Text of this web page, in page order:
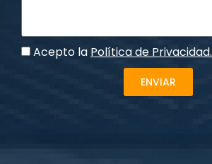
Acepto la Política de Privacidad.
ENVIAR